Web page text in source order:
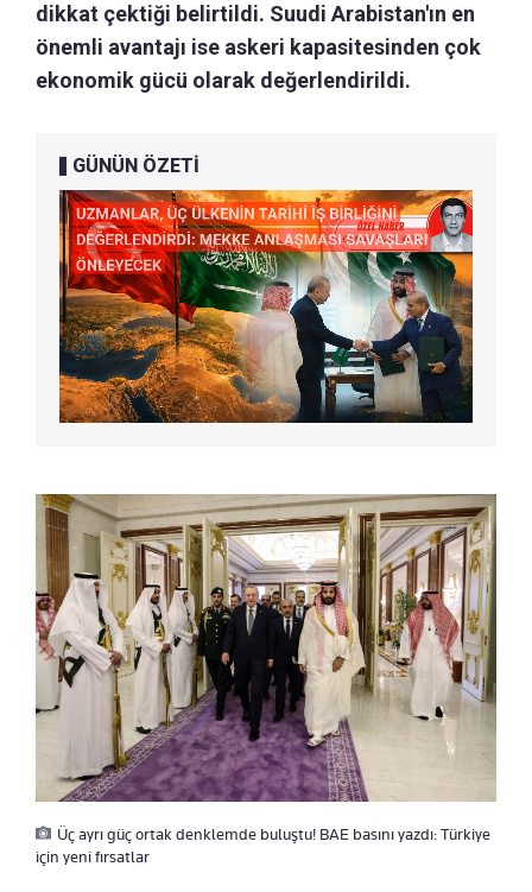
dikkat çektiği belirtildi. Suudi Arabistan'ın en
önemli avantajı ise askeri kapasitesinden çok
ekonomik gücü olarak değerlendirildi.
GÜNÜN ÖZETİ
Üç ayrı güç ortak denklemde buluştu! BAE basını yazdı: Türkiye
için yeni fırsatlar